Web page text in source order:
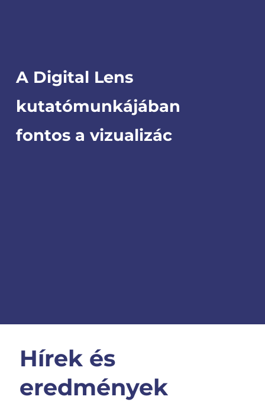
A Digital Lens
kutatómunkájában
fontos a vizualizáció.
Hírek és
eredmények